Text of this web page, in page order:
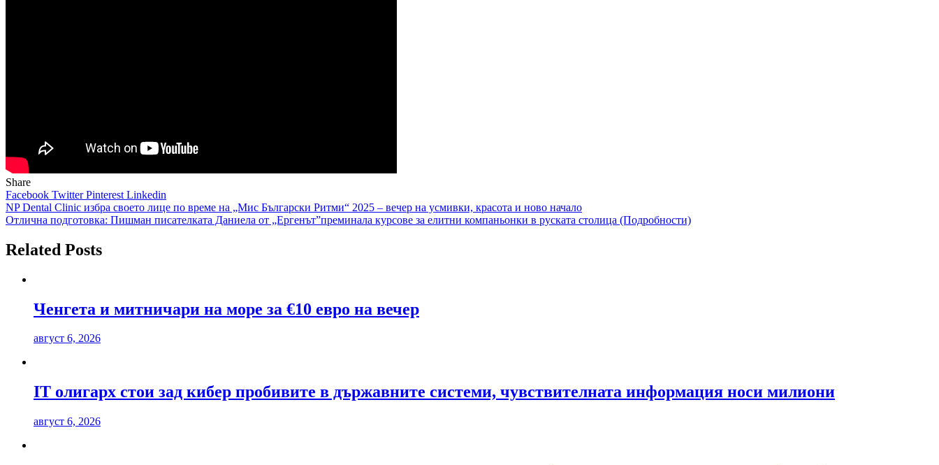
Share
Facebook TwitterPinterest Linkedin
Навигация
NP Dental Clinic избра своето лице по време на „Мис Български Ритми“ 2025 – вечер на усмивки, красота и ново начало
Отлична подготовка: Пишман писателката Даниела от „Ергенът”преминала курсове за елитни компаньонки в руската столица (Подробности)
Related Posts
Ченгета и митничари на море за €10 евро на вечер
август 6, 2026
IT олигарх стои зад кибер пробивите в държавните системи, чувствителната информация носи милиони
август 6, 2026